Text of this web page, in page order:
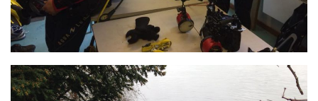
Plongeur N3
Maintien des acquis
Initiateur